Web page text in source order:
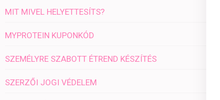
MIT MIVEL HELYETTESÍTS?
MYPROTEIN KUPONKÓD
SZEMÉLYRE SZABOTT ÉTREND KÉSZÍTÉS
SZERZŐI JOGI VÉDELEM